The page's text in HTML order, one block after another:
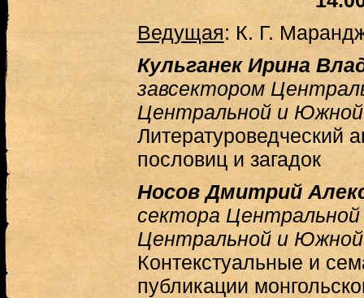
Ведущая: К. Г.
Кульганек Ирина
завсектором
Центральной и
Литературоведческий
пословиц и загадок
Носов Дмитрий
сектора
Центральной и
Контекстуальные и
публикации